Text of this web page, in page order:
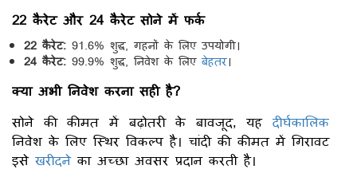
22 कैरेट और 24 कैरेट सोने में फर्क
22 कैरेट: 91.6% शुद्ध, गहनों के लिए उपयोगी।
24 कैरेट: 99.9% शुद्ध, निवेश के लिए बेहतर।
क्या अभी निवेश करना सही है?
सोने की कीमत में बढ़ोतरी के बावजूद, यह दीर्घकालिक
निवेश के लिए स्थिर विकल्प है। चांदी की कीमत में गिरावट
इसे खरीदने का अच्छा अवसर प्रदान करती है।